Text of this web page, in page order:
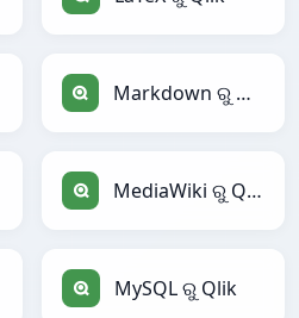
Markdown ରୁ Qlik
MediaWiki ରୁ Qlik
MySQL ରୁ Qlik